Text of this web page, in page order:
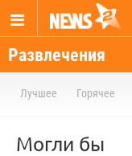
Развлечения
Лучшее Горячее
Могли бы